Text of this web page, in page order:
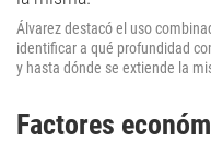
Álvarez destacó el uso
identificar a qué profundidad
y hasta dónde se extiende la
Factores